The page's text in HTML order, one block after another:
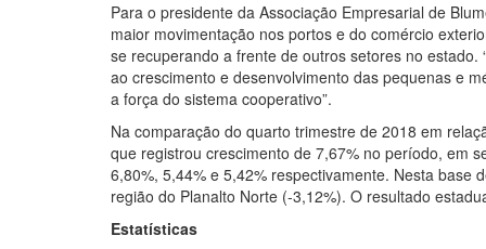
Para o presidente da Associação Empresarial de
maior movimentação nos portos e do comércio
se recuperando a frente de outros setores no
ao crescimento e desenvolvimento das pequenas e
a força do sistema cooperativo”.
Na comparação do quarto trimestre de 2018 em
que registrou crescimento de 7,67% no período, em
6,80%, 5,44% e 5,42% respectivamente. Nesta
região do Planalto Norte (-3,12%). O resultado
Estatísticas